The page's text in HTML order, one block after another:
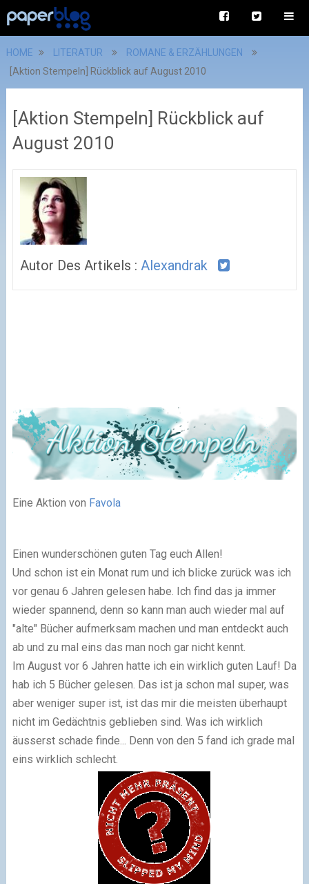
HOME LITERATUR
ROMANE & ERZÄHLUNGEN
[Aktion Stempeln] Rückblick auf August 2010
[Aktion Stempeln] Rückblick auf
August 2010
Autor Des Artikels : Alexandrak
Eine Aktion von Favola
Einen wunderschönen guten Tag euch Allen!
Und schon ist ein Monat rum und ich blicke zurück was ich
vor genau 6 Jahren gelesen habe. Ich find das ja immer
wieder spannend, denn so kann man auch wieder mal auf
"alte" Bücher aufmerksam machen und man entdeckt auch
ab und zu mal eins das man noch gar nicht kennt.
Im August vor 6 Jahren hatte ich ein wirklich guten Lauf! Da
hab ich 5 Bücher gelesen. Das ist ja schon mal super, was
aber weniger super ist, ist das mir die meisten überhaupt
nicht im Gedächtnis geblieben sind. Was ich wirklich
äusserst schade finde... Denn von den 5 fand ich grade mal
eins wirklich schlecht.